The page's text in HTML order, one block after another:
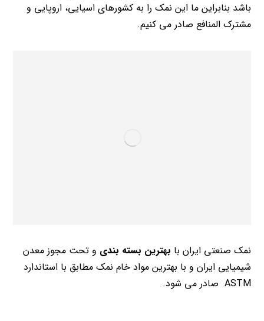
باشد بنابراین ما این نمک را به کشورهای اسیایی، اروپایی و
مشترک المنافع صادر می کنیم.
نمک صنعتی ایران با بهترین بسته بندی و تحت مجوز معدن
شیمیایی ایران و با بهترین مواد خام نمک مطابق با استاندارد
ASTM صادر می شود.